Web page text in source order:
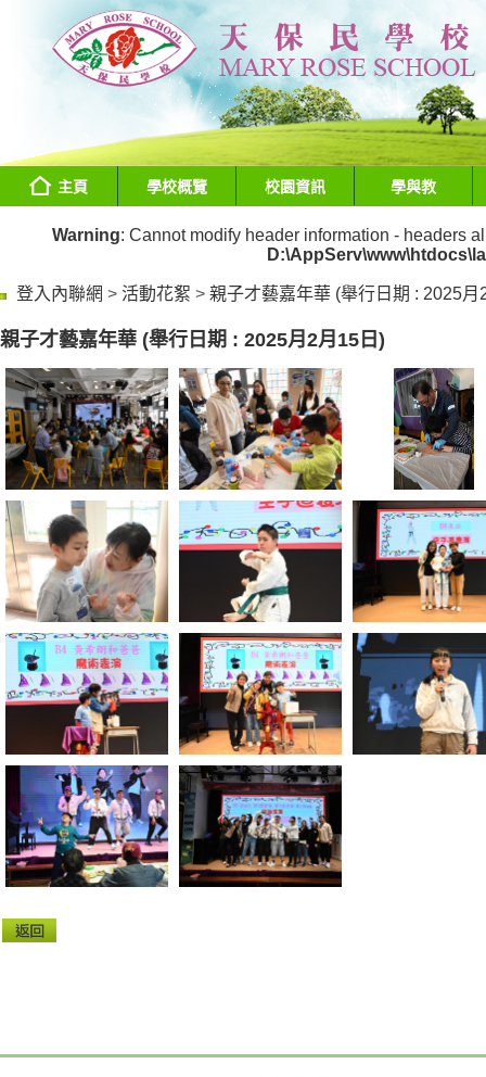
主頁 學校概覽 校園資訊 學與教
Warning: Cannot modify header information - headers
登入內聯網 > 活動花絮 > 親子才藝嘉年華 (舉行日期 : 2025月
親子才藝嘉年華 (舉行日期 : 2025月2月15日)